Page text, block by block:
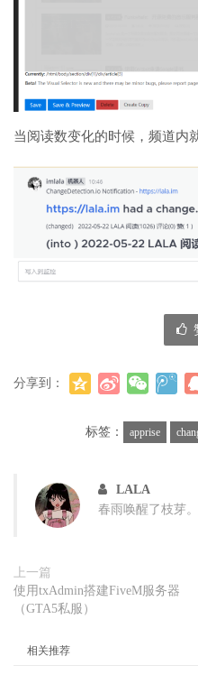
当阅读数变化的时候，频道内
分享到：
标签： apprise
LALA
春雨唤醒了枝芽。
上一篇
使用txAdmin搭建FiveM服务器
（GTA5私服）
相关推荐